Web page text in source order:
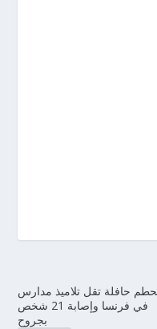
حافلة تقل تلاميذ مدارس
في فرنسا وإصابة 21 شخص
بجروح